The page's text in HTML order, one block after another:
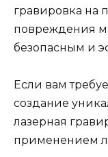
гравировка на
повреждения
безопасным и
Если вам
создание
лазерная
применением